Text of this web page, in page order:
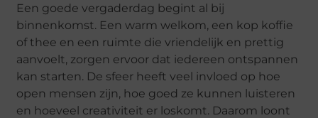
Een goede vergaderdag begint al bij
binnenkomst. Een warm welkom, een kop koffie
of thee en een ruimte die vriendelijk en prettig
aanvoelt, zorgen ervoor dat iedereen ontspannen
kan starten. De sfeer heeft veel invloed op hoe
open mensen zijn, hoe goed ze kunnen luisteren
en hoeveel creativiteit er loskomt. Daarom loont